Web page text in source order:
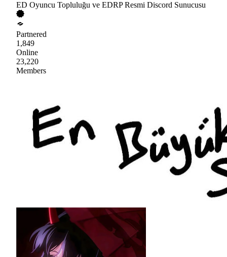
ED Oyuncu Topluluğu ve EDRP Resmi Discord Sunucusu
Partnered
1,849
Online
23,220
Members